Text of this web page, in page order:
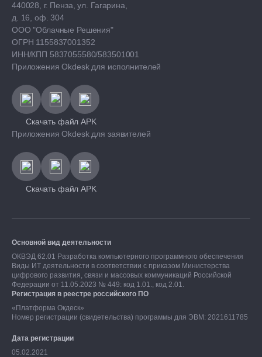
440028, г. Пенза, ул. Гагарина,
д. 16, оф. 304
ООО "Облачные Решения"
ОГРН 1155837001352
ИНН/КПП 5837055580/583501001
Приложения Okdesk для исполнителей
Скачать файл APK
Приложения Okdesk для заявителей
Скачать файл APK
Основной вид деятельности
ОКВЭД 62.01 Разработка компьютерного программного обеспечения
Виды ИТ деятельности в соответствии с приказом Министерства
цифрового развития, связи и массовых коммуникаций Российской
Федерации от 11.05.2023 № 449: код 1.01., код 2.01.
Регистрация в реестре российского ПО
«Платформа Окдеск»
Номер регистрации (свидетельства) программы для ЭВМ: 2021611785
Дата регистрации
05.02.2021